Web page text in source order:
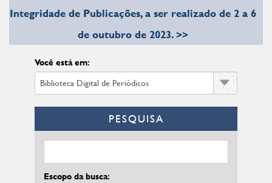
Integridade de Publicações, a ser realizado de 2 a 6
de outubro de 2023. >>
Você está em:
PESQUISA
Escopo da busca: